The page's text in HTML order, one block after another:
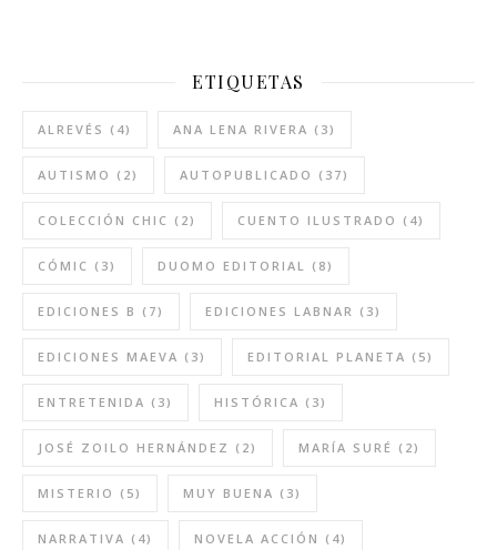
ETIQUETAS
ALREVÉS (4) ANA LENA RIVERA (3)
AUTISMO (2) AUTOPUBLICADO (37)
COLECCIÓN CHIC (2) CUENTO ILUSTRADO (4)
CÓMIC (3) DUOMO EDITORIAL (8)
EDICIONES B (7) EDICIONES LABNAR (3)
EDICIONES MAEVA (3) EDITORIAL PLANETA (5)
ENTRETENIDA (3) HISTÓRICA (3)
JOSÉ ZOILO HERNÁNDEZ (2) MARÍA SURÉ (2)
MISTERIO (5) MUY BUENA (3)
NARRATIVA (4) NOVELA ACCIÓN (4)